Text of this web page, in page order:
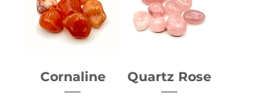
Cornaline Quartz Rose